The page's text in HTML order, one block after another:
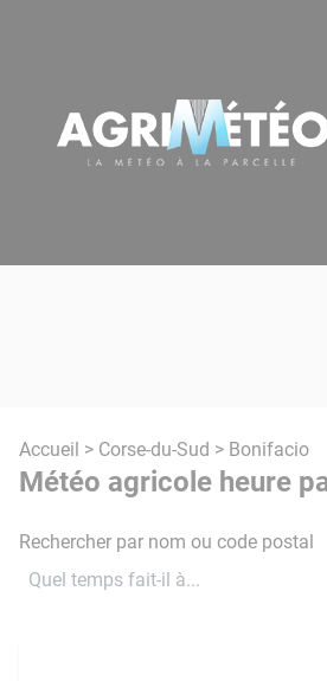
Accueil > Corse-du-Sud > Bonifacio
Météo agricole heure
Rechercher par nom ou code postal